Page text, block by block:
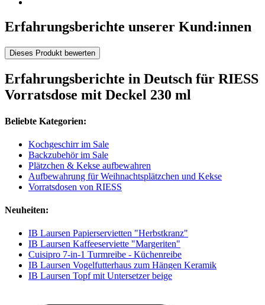
Erfahrungsberichte unserer Kund:innen
Dieses Produkt bewerten
Erfahrungsberichte in Deutsch für RIESS
Vorratsdose mit Deckel 230 ml
Beliebte Kategorien:
Kochgeschirr im Sale
Backzubehör im Sale
Plätzchen & Kekse aufbewahren
Aufbewahrung für Weihnachtsplätzchen und Kekse
Vorratsdosen von RIESS
Neuheiten:
IB Laursen Papierservietten "Herbstkranz"
IB Laursen Kaffeeserviette "Margeriten"
Cuisipro 7-in-1 Turmreibe - Küchenreibe
IB Laursen Vogelfutterhaus zum Hängen Keramik
IB Laursen Topf mit Untersetzer beige